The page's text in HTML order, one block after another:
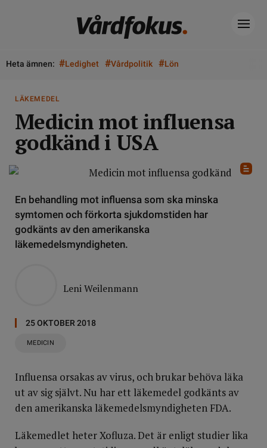
Heta ämnen: #Ledighet #Vårdpolitik #Lön
LÄKEMEDEL
Medicin mot influensa
godkänd i USA
En behandling mot influensa som ska minska
symtomen och förkorta sjukdomstiden har
godkänts av den amerikanska
läkemedelsmyndigheten.
Leni Weilenmann
25 OKTOBER 2018
MEDICIN
Influensa orsakas av virus, och brukar behöva läka
ut av sig självt. Nu har ett läkemedel godkänts av
den amerikanska läkemedelsmyndigheten FDA.
Läkemedlet heter Xofluza. Det är enligt studier lika